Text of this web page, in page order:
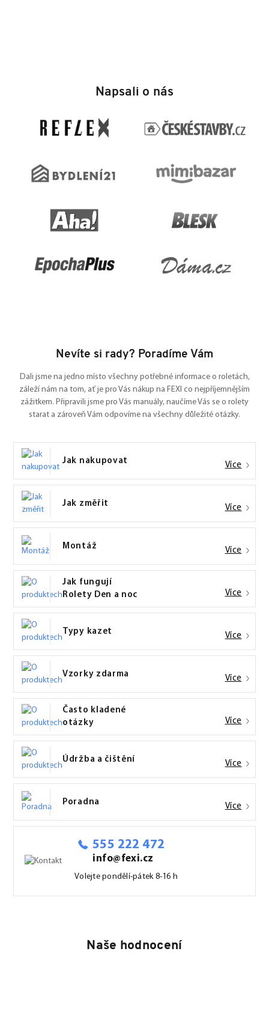
Napsali o nás
Nevíte si rady? Poradíme Vám
Dali jsme na jedno místo všechny potřebné informace o roletách,
záleží nám na tom, ať je pro Vás nákup na FEXI co nejpříjemnějším
zážitkem. Připravili jsme pro Vás manuály, naučíme Vás se o rolety
starat a zároveň Vám odpovíme na všechny důležité otázky.
Jak nakupovat Více
Jak změřit Více
Montáž Více
Jak fungují
Rolety Den a noc
Více
Typy kazet Více
Vzorky zdarma Více
Často kladené
otázky
Více
Údržba a čištění Více
Poradna Více
555 222 472
info@fexi.cz
Volejte pondělí-pátek 8-16 h
Naše hodnocení